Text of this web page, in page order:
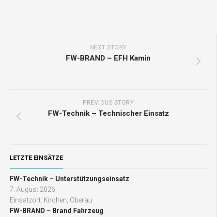
NEXT STORY
FW-BRAND – EFH Kamin
PREVIOUS STORY
FW-Technik – Technischer Einsatz
LETZTE EINSÄTZE
FW-Technik – Unterstützungseinsatz
7. August 2026
Einsatzort: Kirchen, Oberau
FW-BRAND – Brand Fahrzeug